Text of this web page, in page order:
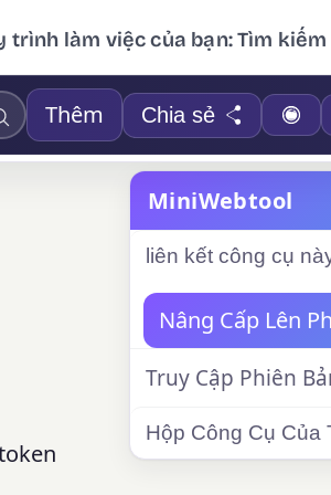
trình làm việc của bạn: Tìm
Thêm Chia sẻ
MiniWebtool
liên kết công cụ
Nâng Cấp Lên
Truy Cập Phiên
Hộp Công Cụ Của